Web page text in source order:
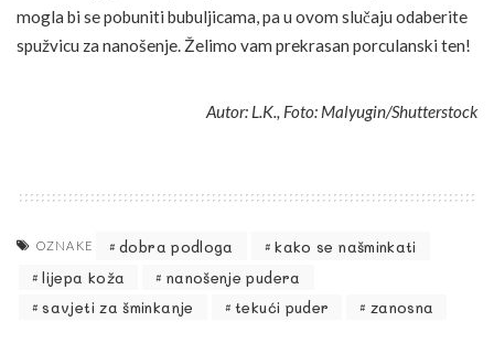
mogla bi se pobuniti bubuljicama, pa u ovom slučaju odaberite
spužvicu za nanošenje. Želimo vam prekrasan porculanski ten!
Autor: L.K., Foto: Malyugin/Shutterstock
OZNAKE dobra podloga
kako se našminkati
lijepa koža
nanošenje pudera
savjeti za šminkanje
tekući puder zanosna